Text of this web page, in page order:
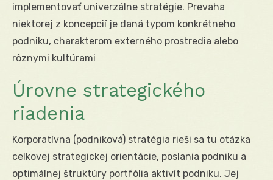
implementovať univerzálne stratégie. Prevaha
niektorej z koncepcií je daná typom konkrétneho
podniku, charakterom externého prostredia alebo
rôznymi kultúrami
Úrovne strategického
riadenia
Korporatívna (podniková) stratégia rieši sa tu otázka
celkovej strategickej orientácie, poslania podniku a
optimálnej štruktúry portfólia aktivít podniku. Jej